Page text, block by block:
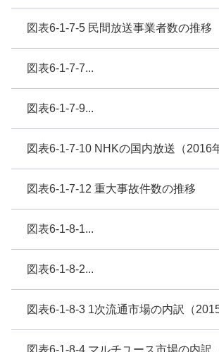
図表6-1-7-5 民間放送事業者数の推移
図表6-1-7-7...
図表6-1-7-9...
図表6-1-7-10 NHKの国内放送（2016
図表6-1-7-12 重大事故件数の推移
図表6-1-8-1...
図表6-1-8-2...
図表6-1-8-3 1次流通市場の内訳（2015
図表6-1-8-4 マルチユース市場の内訳